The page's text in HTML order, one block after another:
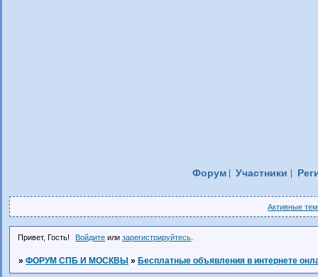
Форум Участники
Активные
Привет, Гость! Войдите илизарегистрируйтесь
» ФОРУМ СПБ И МОСКВЫ » Бесплатные объявления в интернете